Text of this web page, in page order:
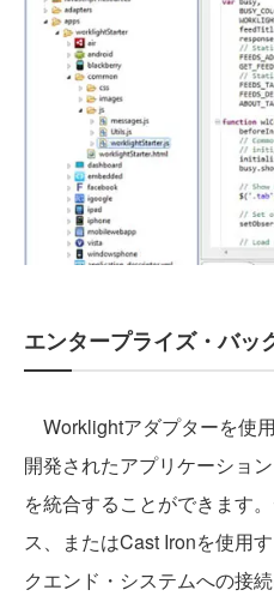
エンタープライズ・バッ
Worklightアダプターを使
開発されたアプリケーショ
を統合することができます
ス、またはCast Ironを使用
クエンド・システムへの接